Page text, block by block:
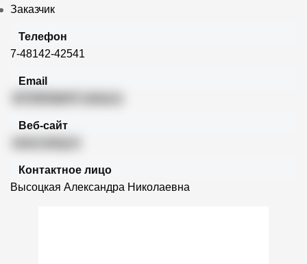
Заказчик
Телефон
7-48142-42541
Email
Веб-сайт
Контактное лицо
Высоцкая Александра Николаевна